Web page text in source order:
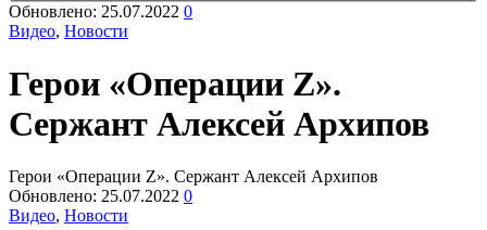
Обновлено: 25.07.2022 0
Видео, Новости
Герои «Операции Z».
Сержант Алексей Архипов
Герои «Операции Z». Сержант Алексей Архипов
Обновлено: 25.07.2022 0
Видео, Новости